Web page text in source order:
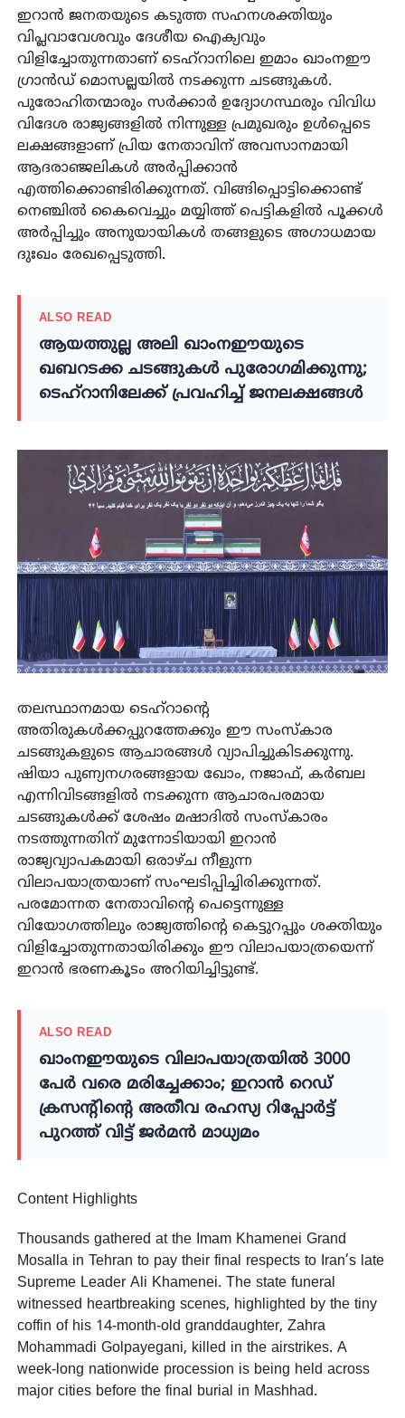
ഇറാൻ ജനതയുടെ കടുത്ത സഹനശക്തിയും
വിപ്ലവാവേശവും ദേശീയ ഐക്യവും
വിളിച്ചോതുന്നതാണ് ടെഹ്റാനിലെ ഇമാം ഖാംനഈ
ഗ്രാൻഡ് മൊസല്ലയിൽ നടക്കുന്ന ചടങ്ങുകൾ.
പുരോഹിതന്മാരും സർക്കാർ ഉദ്യോഗസ്ഥരും വിവിധ
വിദേശ രാജ്യങ്ങളിൽ നിന്നുള്ള പ്രമുഖരും ഉൾപ്പെടെ
ലക്ഷങ്ങളാണ് പ്രിയ നേതാവിന് അവസാനമായി
ആദരാഞ്ജലികൾ അർപ്പിക്കാൻ
എത്തിക്കൊണ്ടിരിക്കുന്നത്. വിങ്ങിപ്പൊട്ടിക്കൊണ്ട്
നെഞ്ചിൽ കൈവെച്ചും മയ്യിത്ത് പെട്ടികളിൽ പൂക്കൾ
അർപ്പിച്ചും അനുയായികൾ തങ്ങളുടെ അഗാധമായ
ദുഃഖം രേഖപ്പെടുത്തി.
ALSO READ
ആയത്തുല്ല അലി ഖാംനഈയുടെ
ഖബറടക്ക ചടങ്ങുകൾ പുരോഗമിക്കുന്നു;
ടെഹ്റാനിലേക്ക് പ്രവഹിച്ച് ജനലക്ഷങ്ങൾ
തലസ്ഥാനമായ ടെഹ്റാന്റെ
അതിരുകൾക്കപ്പുറത്തേക്കും ഈ സംസ്കാര
ചടങ്ങുകളുടെ ആചാരങ്ങൾ വ്യാപിച്ചുകിടക്കുന്നു.
ഷിയാ പുണ്യനഗരങ്ങളായ ഖോം, നജാഫ്, കർബല
എന്നിവിടങ്ങളിൽ നടക്കുന്ന ആചാരപരമായ
ചടങ്ങുകൾക്ക് ശേഷം മഷാദിൽ സംസ്കാരം
നടത്തുന്നതിന് മുന്നോടിയായി ഇറാൻ
രാജ്യവ്യാപകമായി ഒരാഴ്ച നീളുന്ന
വിലാപയാത്രയാണ് സംഘടിപ്പിച്ചിരിക്കുന്നത്.
പരമോന്നത നേതാവിന്റെ പെട്ടെന്നുള്ള
വിയോഗത്തിലും രാജ്യത്തിന്റെ കെട്ടുറപ്പും ശക്തിയും
വിളിച്ചോതുന്നതായിരിക്കും ഈ വിലാപയാത്രയെന്ന്
ഇറാൻ ഭരണകൂടം അറിയിച്ചിട്ടുണ്ട്.
ALSO READ
ഖാംനഈയുടെ വിലാപയാത്രയിൽ 3000
പേർ വരെ മരിച്ചേക്കാം; ഇറാൻ റെഡ്
ക്രസന്റിന്റെ അതീവ രഹസ്യ റിപ്പോർട്ട്
പുറത്ത് വിട്ട് ജർമൻ മാധ്യമം
Content Highlights
Thousands gathered at the Imam Khamenei Grand
Mosalla in Tehran to pay their final respects to Iran’s late
Supreme Leader Ali Khamenei. The state funeral
witnessed heartbreaking scenes, highlighted by the tiny
coffin of his 14-month-old granddaughter, Zahra
Mohammadi Golpayegani, killed in the airstrikes. A
week-long nationwide procession is being held across
major cities before the final burial in Mashhad.